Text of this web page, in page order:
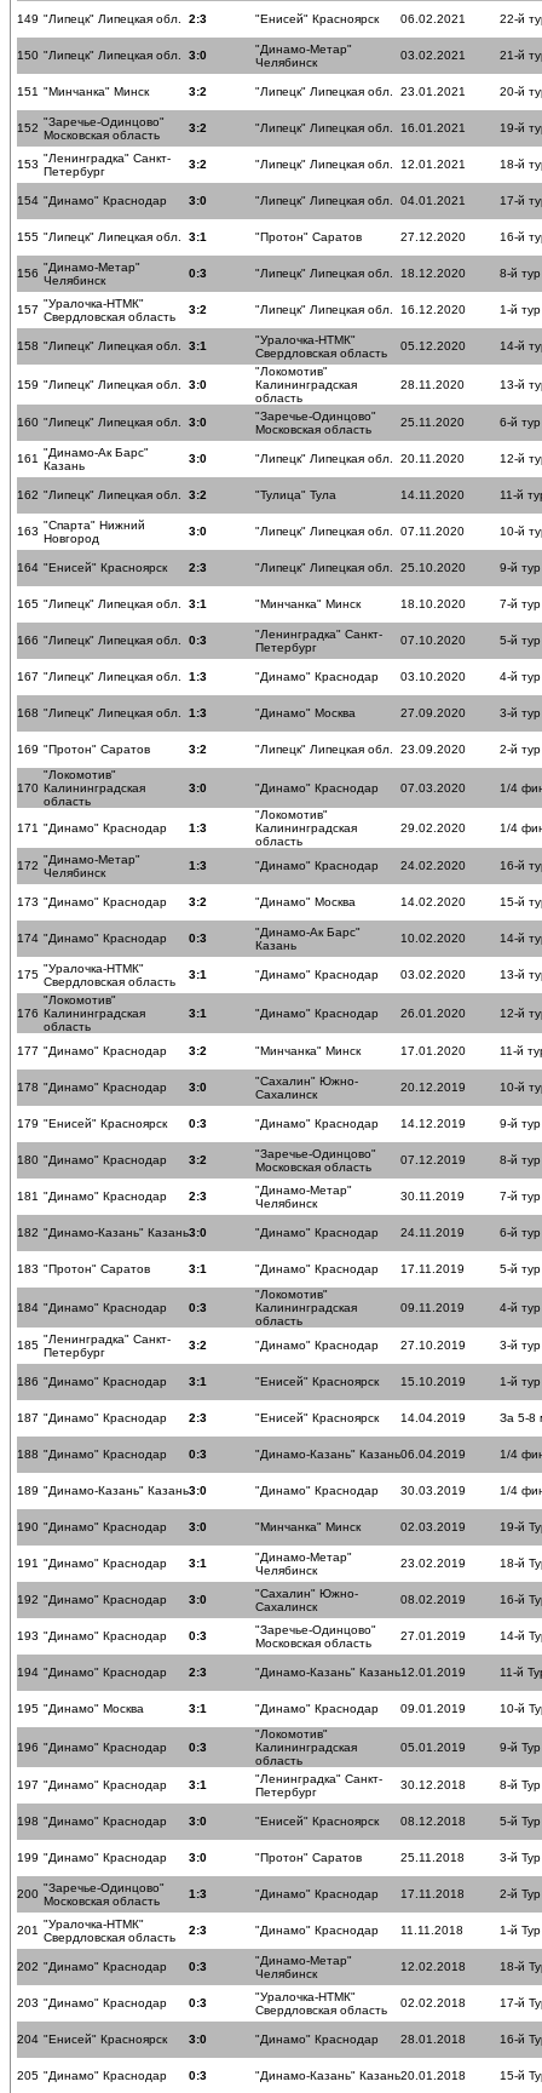
149 "Липецк" Липецкая обл. 2:3 "Енисей" Красноярск 06.02.2021 22-й
150 "Липецк" Липецкая обл. 3:0
"Динамо-Метар"
Челябинск
03.02.2021 21-й
151 "Минчанка" Минск 3:2 "Липецк" Липецкая обл. 23.01.2021 20-й
152 "Заречье-Одинцово"
Московская область
3:2 "Липецк" Липецкая обл. 16.01.2021 19-й
153 "Ленинградка" Санкт-
Петербург
3:2 "Липецк" Липецкая обл. 12.01.2021 18-й
154 "Динамо" Краснодар 3:0 "Липецк" Липецкая обл. 04.01.2021 17-й
155 "Липецк" Липецкая обл. 3:1 "Протон" Саратов 27.12.2020 16-й
156 "Динамо-Метар"
Челябинск
0:3 "Липецк" Липецкая обл. 18.12.2020 8-й тур
157 "Уралочка-НТМК"
Свердловская область
3:2 "Липецк" Липецкая обл. 16.12.2020 1-й тур
158 "Липецк" Липецкая обл. 3:1
"Уралочка-НТМК"
Свердловская область
05.12.2020 14-й
159 "Липецк" Липецкая обл. 3:0
"Локомотив"
Калининградская
область
28.11.2020 13-й
160 "Липецк" Липецкая обл. 3:0
"Заречье-Одинцово"
Московская область
25.11.2020 6-й тур
161 "Динамо-Ак Барс"
Казань
3:0 "Липецк" Липецкая обл. 20.11.2020 12-й
162 "Липецк" Липецкая обл. 3:2 "Тулица" Тула 14.11.2020 11-й
163 "Спарта" Нижний
Новгород
3:0 "Липецк" Липецкая обл. 07.11.2020 10-й
164 "Енисей" Красноярск 2:3 "Липецк" Липецкая обл. 25.10.2020 9-й тур
165 "Липецк" Липецкая обл. 3:1 "Минчанка" Минск 18.10.2020 7-й тур
166 "Липецк" Липецкая обл. 0:3
"Ленинградка" Санкт-
Петербург
07.10.2020 5-й тур
167 "Липецк" Липецкая обл. 1:3 "Динамо" Краснодар 03.10.2020 4-й тур
168 "Липецк" Липецкая обл. 1:3 "Динамо" Москва 27.09.2020 3-й тур
169 "Протон" Саратов 3:2 "Липецк" Липецкая обл. 23.09.2020 2-й тур
170
"Локомотив"
Калининградская
область
3:0 "Динамо" Краснодар 07.03.2020 1/4
171 "Динамо" Краснодар 1:3
"Локомотив"
Калининградская
область
29.02.2020 1/4
172 "Динамо-Метар"
Челябинск
1:3 "Динамо" Краснодар 24.02.2020 16-й
173 "Динамо" Краснодар 3:2 "Динамо" Москва 14.02.2020 15-й
174 "Динамо" Краснодар 0:3
"Динамо-Ак Барс"
Казань
10.02.2020 14-й
175 "Уралочка-НТМК"
Свердловская область
3:1 "Динамо" Краснодар 03.02.2020 13-й
176
"Локомотив"
Калининградская
область
3:1 "Динамо" Краснодар 26.01.2020 12-й
177 "Динамо" Краснодар 3:2 "Минчанка" Минск 17.01.2020 11-й
178 "Динамо" Краснодар 3:0
"Сахалин" Южно-
Сахалинск
20.12.2019 10-й
179 "Енисей" Красноярск 0:3 "Динамо" Краснодар 14.12.2019 9-й тур
180 "Динамо" Краснодар 3:2
"Заречье-Одинцово"
Московская область
07.12.2019 8-й тур
181 "Динамо" Краснодар 2:3
"Динамо-Метар"
Челябинск
30.11.2019 7-й тур
182 "Динамо-Казань" Казань3:0 "Динамо" Краснодар 24.11.2019 6-й тур
183 "Протон" Саратов 3:1 "Динамо" Краснодар 17.11.2019 5-й тур
184 "Динамо" Краснодар 0:3
"Локомотив"
Калининградская
область
09.11.2019 4-й тур
185 "Ленинградка" Санкт-
Петербург
3:2 "Динамо" Краснодар 27.10.2019 3-й тур
186 "Динамо" Краснодар 3:1 "Енисей" Красноярск 15.10.2019 1-й тур
187 "Динамо" Краснодар 2:3 "Енисей" Красноярск 14.04.2019 За 5-8
188 "Динамо" Краснодар 0:3 "Динамо-Казань" Казань06.04.2019 1/4
189 "Динамо-Казань" Казань3:0 "Динамо" Краснодар 30.03.2019 1/4
190 "Динамо" Краснодар 3:0 "Минчанка" Минск 02.03.2019 19-й
191 "Динамо" Краснодар 3:1
"Динамо-Метар"
Челябинск
23.02.2019 18-й
192 "Динамо" Краснодар 3:0
"Сахалин" Южно-
Сахалинск
08.02.2019 16-й
193 "Динамо" Краснодар 0:3
"Заречье-Одинцово"
Московская область
27.01.2019 14-й
194 "Динамо" Краснодар 2:3 "Динамо-Казань" Казань12.01.2019 11-й
195 "Динамо" Москва 3:1 "Динамо" Краснодар 09.01.2019 10-й
196 "Динамо" Краснодар 0:3
"Локомотив"
Калининградская
область
05.01.2019 9-й Тур
197 "Динамо" Краснодар 3:1
"Ленинградка" Санкт-
Петербург
30.12.2018 8-й Тур
198 "Динамо" Краснодар 3:0 "Енисей" Красноярск 08.12.2018 5-й Тур
199 "Динамо" Краснодар 3:0 "Протон" Саратов 25.11.2018 3-й Тур
200 "Заречье-Одинцово"
Московская область
1:3 "Динамо" Краснодар 17.11.2018 2-й Тур
201 "Уралочка-НТМК"
Свердловская область
2:3 "Динамо" Краснодар 11.11.2018 1-й Тур
202 "Динамо" Краснодар 0:3
"Динамо-Метар"
Челябинск
12.02.2018 18-й
203 "Динамо" Краснодар 0:3
"Уралочка-НТМК"
Свердловская область
02.02.2018 17-й
204 "Енисей" Красноярск 3:0 "Динамо" Краснодар 28.01.2018 16-й
205 "Динамо" Краснодар 0:3 "Динамо-Казань" Казань20.01.2018 15-й